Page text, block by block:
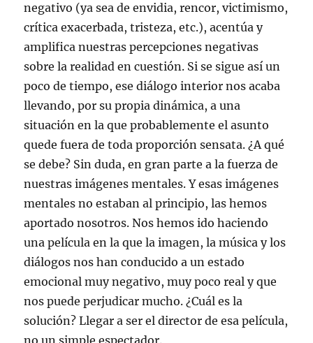
negativo (ya sea de envidia, rencor, victimismo,
crítica exacerbada, tristeza, etc.), acentúa y
amplifica nuestras percepciones negativas
sobre la realidad en cuestión. Si se sigue así un
poco de tiempo, ese diálogo interior nos acaba
llevando, por su propia dinámica, a una
situación en la que probablemente el asunto
quede fuera de toda proporción sensata. ¿A qué
se debe? Sin duda, en gran parte a la fuerza de
nuestras imágenes mentales. Y esas imágenes
mentales no estaban al principio, las hemos
aportado nosotros. Nos hemos ido haciendo
una película en la que la imagen, la música y los
diálogos nos han conducido a un estado
emocional muy negativo, muy poco real y que
nos puede perjudicar mucho. ¿Cuál es la
solución? Llegar a ser el director de esa película,
no un simple espectador.